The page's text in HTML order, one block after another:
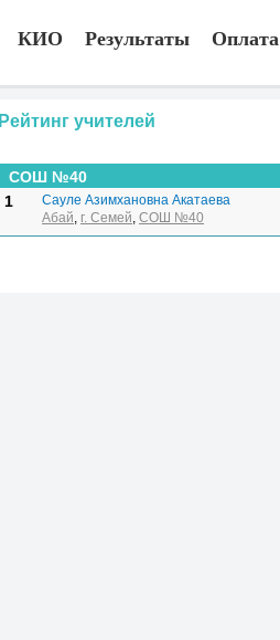
КИО Результаты Оплата
Рейтинг учителей
СОШ №40
1
Сауле Азимхановна Акатаева
Абай, г. Семей, СОШ №40